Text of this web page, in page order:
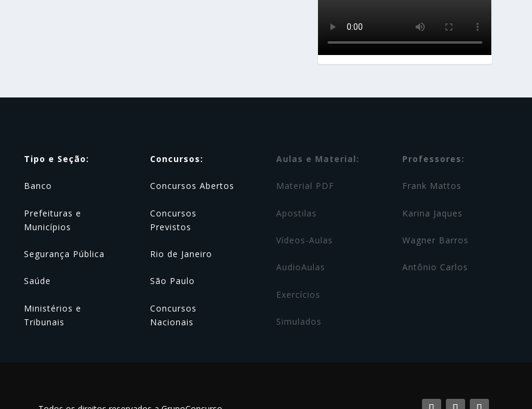
Tipo e Seção:
Banco
Prefeituras e
Municípios
Segurança Pública
Saúde
Ministérios e
Tribunais
Concursos:
Concursos Abertos
Concursos
Previstos
Rio de Janeiro
São Paulo
Concursos
Nacionais
Aulas e Material:
Material PDF
Apostilas
Vídeos-Aulas
AudioAulas
Exercícios
Simulados
Professores:
Frank Mattos
Karina Jaques
Wagner Barros
Antônio Carlos